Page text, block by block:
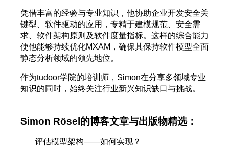
凭借丰富的经验与专业知识，他协助企业开发安全关
键型、软件驱动的应用，专精于建模规范、安全需
求、软件架构原则及软件度量指标。这样的综合能力
使他能够持续优化MXAM，确保其保持软件模型全面
静态分析领域的领先地位。
作为tudoor学院的培训师，Simon在分享多领域专业
知识的同时，始终关注行业新兴知识缺口与挑战。
Simon Rösel的博客文章与出版物精选：
评估模型架构——如何实现？